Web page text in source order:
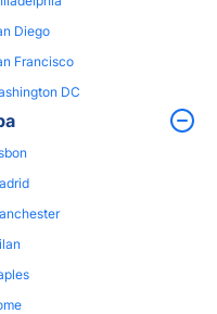
Diego
Francisco
DC